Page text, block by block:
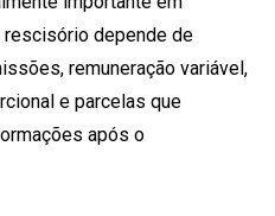
depende de
remuneração variável,
e parcelas que
após o